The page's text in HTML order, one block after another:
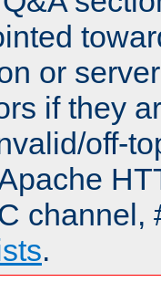
or
if they
off-
channel,
.